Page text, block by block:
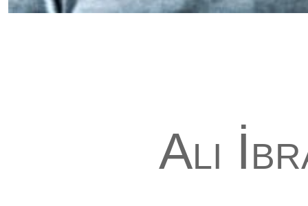
Ali